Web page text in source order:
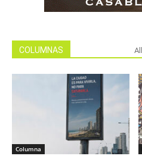
COLUMNAS All
Columna